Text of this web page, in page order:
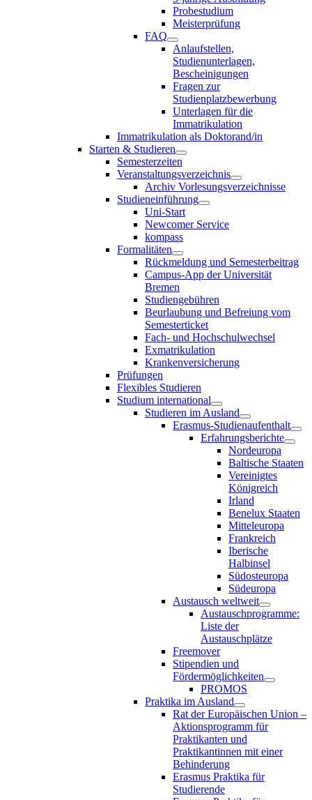
Probestudium
Meisterprüfung
FAQ
Anlaufstellen,
Studienunterlagen,
Bescheinigungen
Fragen zur
Studienplatzbewerbung
Unterlagen für die
Immatrikulation
Immatrikulation als Doktorand/in
Starten & Studieren
Semesterzeiten
Veranstaltungsverzeichnis
Archiv Vorlesungsverzeichnisse
Studieneinführung
Uni-Start
Newcomer Service
kompass
Formalitäten
Rückmeldung und Semesterbeitrag
Campus-App der Universität
Bremen
Studiengebühren
Beurlaubung und Befreiung vom
Semesterticket
Fach- und Hochschulwechsel
Exmatrikulation
Krankenversicherung
Prüfungen
Flexibles Studieren
Studium international
Studieren im Ausland
Erasmus-Studienaufenthalt
Erfahrungsberichte
Nordeuropa
Baltische Staaten
Vereinigtes
Königreich
Irland
Benelux Staaten
Mitteleuropa
Frankreich
Iberische
Halbinsel
Südosteuropa
Südeuropa
Austausch weltweit
Austauschprogramme:
Liste der
Austauschplätze
Freemover
Stipendien und
Fördermöglichkeiten
PROMOS
Praktika im Ausland
Rat der Europäischen Union –
Aktionsprogramm für
Praktikanten und
Praktikantinnen mit einer
Behinderung
Erasmus Praktika für
Studierende